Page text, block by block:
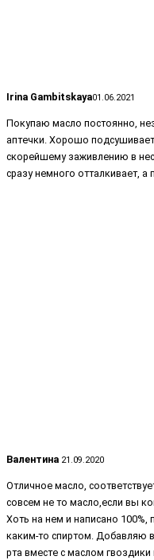
Irina Gambitskaya01.06.2021
Покупаю масло постоянно,
аптечки. Хорошо
скорейшему заживлению в
сразу немного отталкивает,
Валентина 21.09.2020
Отличное масло,
совсем не то масло,если вы
Хоть на нем и написано 100%,
каким-то спиртом. Добавляю
рта вместе с маслом